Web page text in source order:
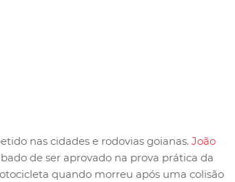
nas cidades e rodovias goianas. João
de ser aprovado na prova prática da
quando morreu após uma colisão